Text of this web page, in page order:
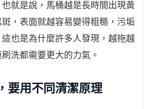
也就是說，馬桶越是長時間出現黃
，表面就越容易變得粗糙，污垢
也是為什麼許多人發現，越拖越
洗都需要更大的力氣。
要用不同清潔原理